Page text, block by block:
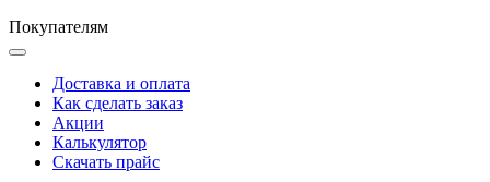
Покупателям
Доставка и оплата
Как сделать заказ
Акции
Калькулятор
Скачать прайс